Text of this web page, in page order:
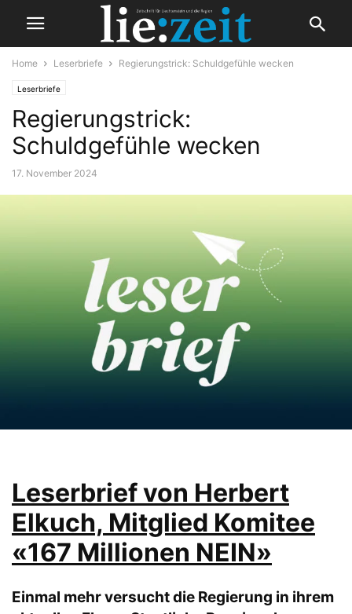
Home Leserbriefe Regierungstrick: Schuldgefühle wecken
Leserbriefe
Regierungstrick:
Schuldgefühle wecken
17. November 2024
Leserbrief von Herbert
Elkuch, Mitglied Komitee
«167 Millionen NEIN»
Einmal mehr versucht die Regierung in ihrem